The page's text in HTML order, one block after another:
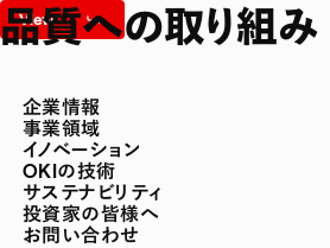
企業情報
事業領域
イノベーション
OKIの技術
サステナビリティ
投資家の皆様へ
お問い合わせ
品質への取り組み